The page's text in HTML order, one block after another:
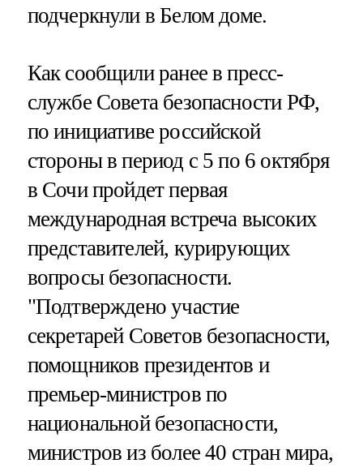
подчеркнули в Белом доме.
Как сообщили ранее в пресс-
службе Совета безопасности РФ,
по инициативе российской
стороны в период с 5 по 6 октября
в Сочи пройдет первая
международная встреча высоких
представителей, курирующих
вопросы безопасности.
"Подтверждено участие
секретарей Советов безопасности,
помощников президентов и
премьер-министров по
национальной безопасности,
министров из более 40 стран мира,